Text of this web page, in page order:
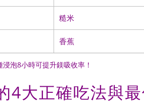
糙米
香蕉
浸泡8小時可提升鎂吸收率！
4大正確吃法與